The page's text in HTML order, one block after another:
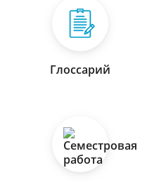
Глоссарий